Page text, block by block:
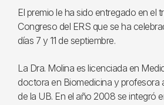
El premio le ha sido entregado en el
Congreso del ERS que se ha
días 7 y 11 de septiembre.
La Dra. Molina es licenciada en
doctora en Biomedicina y profesora
de la UB. En el año 2008 se integró